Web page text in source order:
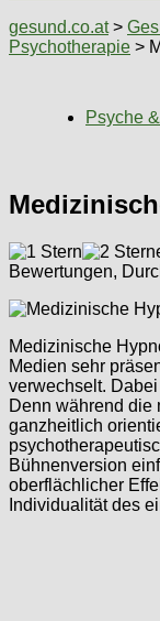
gesund.co.at>
Psychotherapie >
Psyche
Bewertungen,
Medizinische
Medien sehr
verwechselt.
Denn während die
ganzheitlich
Bühnenversion
oberflächlicher
Individualität des